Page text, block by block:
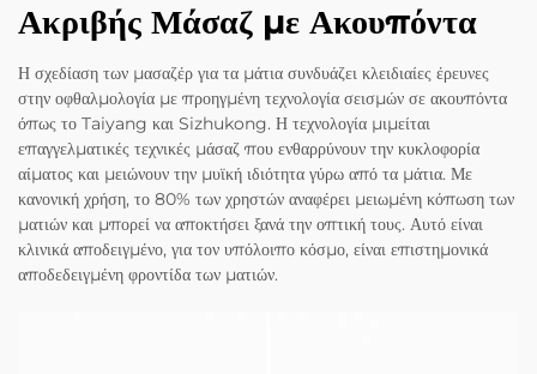
Ακριβής Μάσαζ με Ακουπόντα
Η σχεδίαση των μασαζέρ για τα μάτια συνδυάζει κλειδιαίες έρευνες
στην οφθαλμολογία με προηγμένη τεχνολογία σεισμών σε ακουπόντα
όπως το Taiyang και Sizhukong. Η τεχνολογία μιμείται
επαγγελματικές τεχνικές μάσαζ που ενθαρρύνουν την κυκλοφορία
αίματος και μειώνουν την μυϊκή ιδιότητα γύρω από τα μάτια. Με
κανονική χρήση, το 80% των χρηστών αναφέρει μειωμένη κόπωση των
ματιών και μπορεί να αποκτήσει ξανά την οπτική τους. Αυτό είναι
κλινικά αποδειγμένο, για τον υπόλοιπο κόσμο, είναι επιστημονικά
αποδεδειγμένη φροντίδα των ματιών.